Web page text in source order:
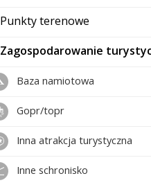
Punkty terenowe
Zagospodarowanie
Baza namiotowa
Gopr/topr
Inna atrakcja turystyczna
Inne schronisko